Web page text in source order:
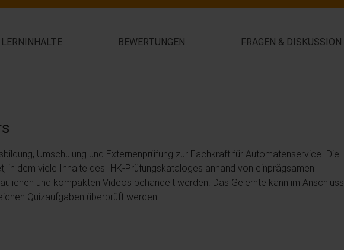
LERNINHALTE BEWERTUNGEN FRAGEN & DISKUSSION
Umschulung und Externenprüfung zur Fachkraft für Automatenservice. Die
in dem viele Inhalte des IHK-Prüfungskataloges anhand von einprägsamen
und kompakten Videos behandelt werden. Das Gelernte kann im Anschluss
Quizaufgaben überprüft werden.